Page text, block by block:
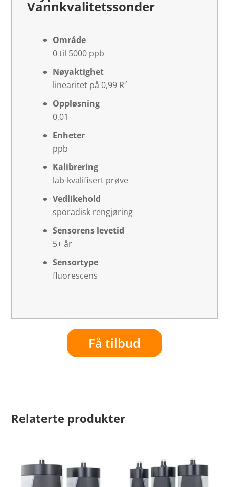
Vannkvalitetssonder
Område
0 til 5000 ppb
Nøyaktighet
linearitet på 0,99 R²
Oppløsning
0,01
Enheter
ppb
Kalibrering
lab-kvalifisert prøve
Vedlikehold
sporadisk rengjøring
Sensorens levetid
5+ år
Sensortype
fluorescens
Få tilbud
Relaterte produkter